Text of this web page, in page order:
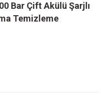
Bar Çift Akülü Şarjlı
Temizleme